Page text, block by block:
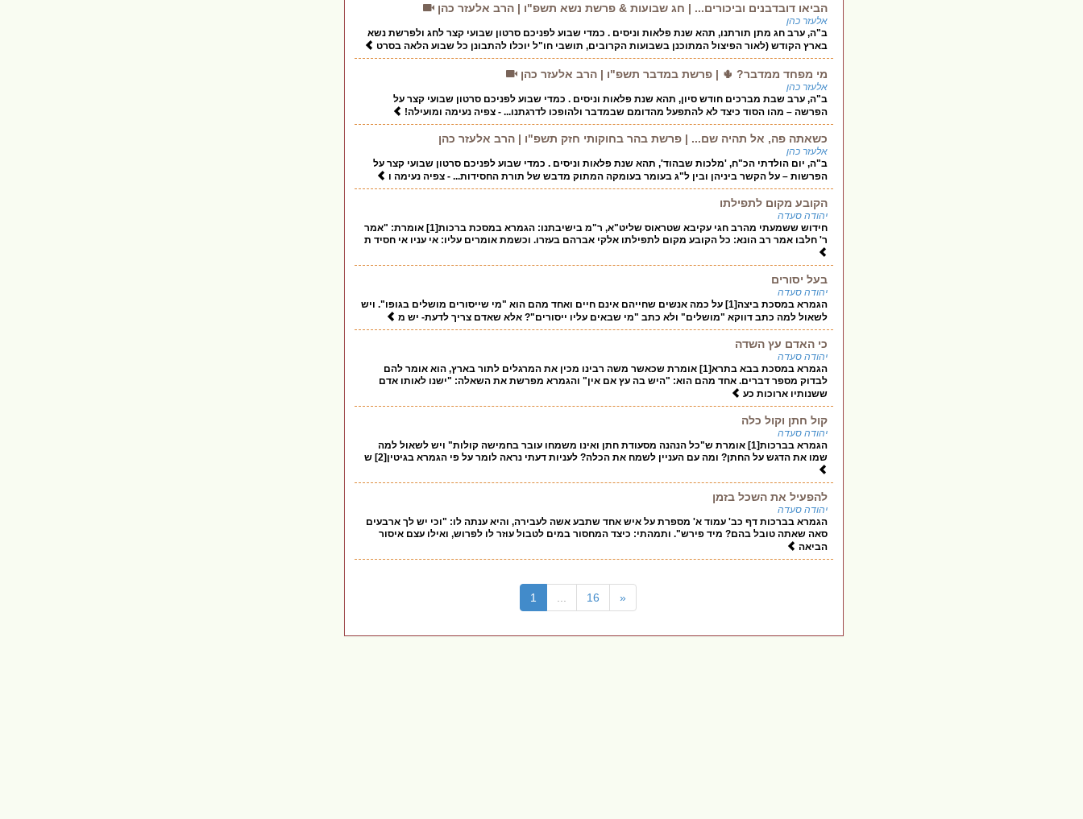
הביאו דובדבנים וביכורים... | חג שבועות & פרשת נשא תשפ"ו | הרב אלעזר כהן
אלעזר כהן
ב"ה, ערב חג מתן תורתנו, תהא שנת פלאות וניסים . כמדי שבוע לפניכם סרטון שבועי קצר לחג ולפרשת נשא
בארץ הקודש (לאור הפיצול המתוכנן בשבועות הקרובים, תושבי חו"ל יוכלו להתבונן כל שבוע הלאה בסרט
מי מפחד ממדבר? 🌵 | פרשת במדבר תשפ"ו | הרב אלעזר כהן
אלעזר כהן
ב"ה, ערב שבת מברכים חודש סיון, תהא שנת פלאות וניסים . כמדי שבוע לפניכם סרטון שבועי קצר על
הפרשה – מהו הסוד כיצד לא להתפעל מהדומם שבמדבר ולהופכו לדרגתנו... - צפיה נעימה ומועילה!
כשאתה פה, אל תהיה שם... | פרשת בהר בחוקותי חזק תשפ"ו | הרב אלעזר כהן
אלעזר כהן
ב"ה, יום הולדתי הכ"ח, 'מלכות שבהוד', תהא שנת פלאות וניסים . כמדי שבוע לפניכם סרטון שבועי קצר על
הפרשות – על הקשר ביניהן ובין ל"ג בעומר בעומקה המתוק מדבש של תורת החסידות... - צפיה נעימה ו
הקובע מקום לתפילתו
יהודה סעדה
חידוש ששמעתי מהרב חגי עקיבא שטראוס שליט"א, ר"מ בישיבתנו: הגמרא במסכת ברכות[1] אומרת: "אמר
ר' חלבו אמר רב הונא: כל הקובע מקום לתפילתו אלקי אברהם בעזרו. וכשמת אומרים עליו: אי עניו אי חסיד ת
בעל יסורים
יהודה סעדה
הגמרא במסכת ביצה[1] על כמה אנשים שחייהם אינם חיים ואחד מהם הוא "מי שייסורים מושלים בגופו". ויש
לשאול למה כתב דווקא "מושלים" ולא כתב "מי שבאים עליו ייסורים"? אלא שאדם צריך לדעת- יש מ
כי האדם עץ השדה
יהודה סעדה
הגמרא במסכת בבא בתרא[1] אומרת שכאשר משה רבינו מכין את המרגלים לתור בארץ, הוא אומר להם
לבדוק מספר דברים. אחד מהם הוא: "היש בה עץ אם אין" והגמרא מפרשת את השאלה: "ישנו לאותו אדם
ששנותיו ארוכות כע
קול חתן וקול כלה
יהודה סעדה
הגמרא בברכות[1] אומרת ש"כל הנהנה מסעודת חתן ואינו משמחו עובר בחמישה קולות" ויש לשאול למה
שמו את הדגש על החתן? ומה עם העניין לשמח את הכלה? לעניות דעתי נראה לומר על פי הגמרא בגיטין[2] ש
להפעיל את השכל בזמן
יהודה סעדה
הגמרא בברכות דף כב' עמוד א' מספרת על איש אחד שתבע אשה לעבירה, והיא ענתה לו: "וכי יש לך ארבעים
סאה שאתה טובל בהם? מיד פירש". ותמהתי: כיצד המחסור במים לטבול עוזר לו לפרוש, ואילו עצם איסור
הביאה
1 16 «